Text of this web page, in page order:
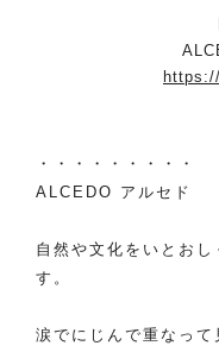
・・・・・・・・・
ALCEDO アルセド
自然や文化をいとお
す。
涙でにじんで重なって